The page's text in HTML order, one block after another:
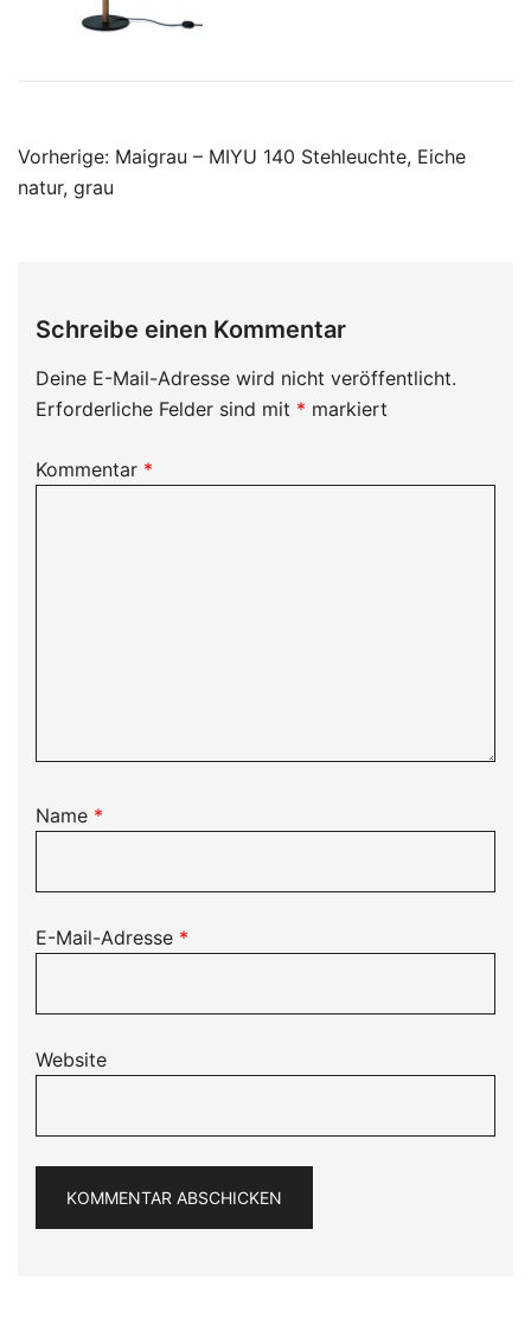
Beitragsnavigation
Vorherige: Maigrau – MIYU 140 Stehleuchte, Eiche
natur, grau
Schreibe einen Kommentar
Deine E-Mail-Adresse wird nicht veröffentlicht.
Erforderliche Felder sind mit * markiert
Kommentar *
Name *
E-Mail-Adresse *
Website